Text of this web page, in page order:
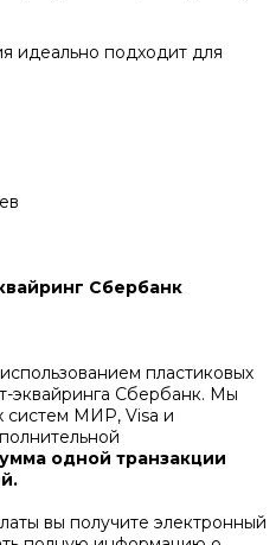
идеально подходит для
Сбербанк
пластиковых
эквайринга Сбербанк. Мы
систем МИР, Visa и
одной транзакции
вы получите электронный